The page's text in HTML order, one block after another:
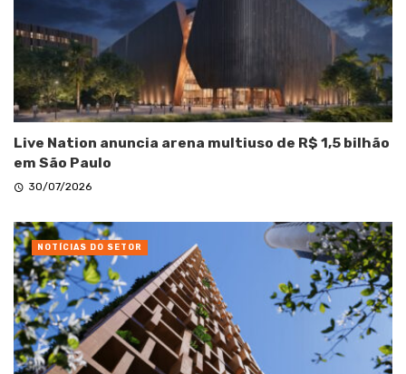
Live Nation anuncia arena multiuso de R$ 1,5 bilhão
em São Paulo
30/07/2026
NOTÍCIAS DO SETOR